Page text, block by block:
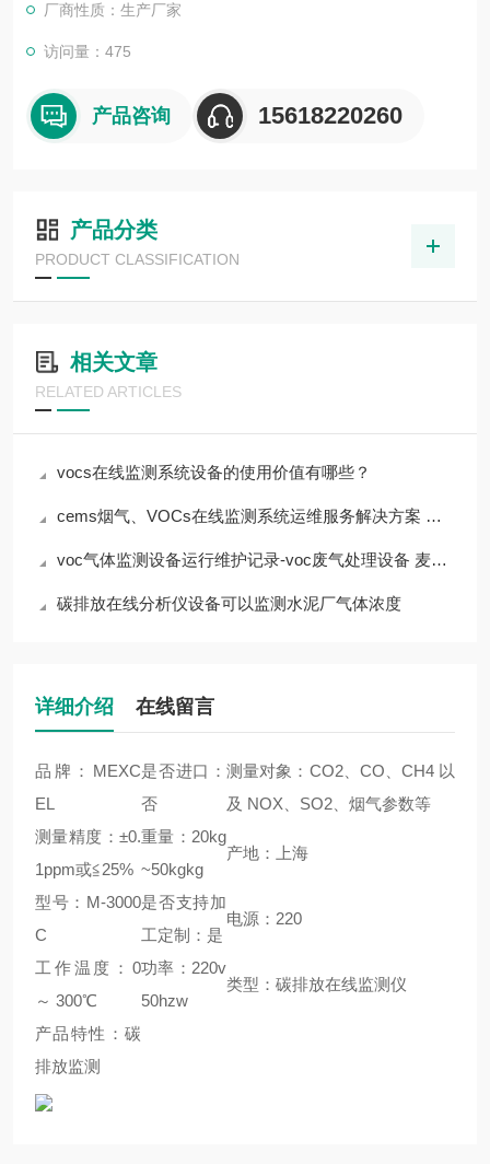
厂商性质：生产厂家
访问量：475
产品咨询 15618220260
产品分类
PRODUCT CLASSIFICATION
相关文章
RELATED ARTICLES
vocs在线监测系统设备的使用价值有哪些？
cems烟气、VOCs在线监测系统运维服务解决方案 上海麦越
voc气体监测设备运行维护记录-voc废气处理设备 麦越环境
碳排放在线分析仪设备可以监测水泥厂气体浓度
详细介绍 在线留言
品牌：MEXC
EL
是否进口：
否
测量对象：CO2、CO、CH4 以
及 NOX、SO2、烟气参数等
测量精度：±0.
1ppm或≦25%
重量：20kg
~50kgkg
产地：上海
型号：M-3000
C
是否支持加
工定制：是
电源：220
工作温度：0
～ 300℃
功率：220v
50hzw
类型：碳排放在线监测仪
产品特性：碳
排放监测